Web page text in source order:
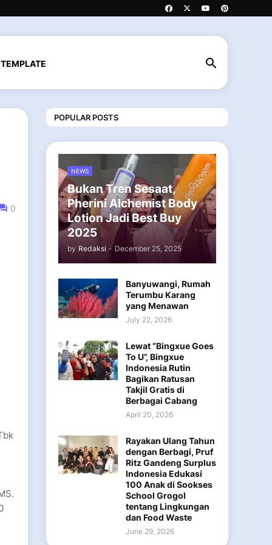
0
POPULAR POSTS
NEWS
Bukan Tren Sesaat,
Pherini Alchemist Body
Lotion Jadi Best Buy
2025
by Redaksi - December 25, 2025
Banyuwangi, Rumah
Terumbu Karang
yang Menawan
July 22, 2026
Lewat “Bingxue Goes
To U”, Bingxue
Indonesia Rutin
Bagikan Ratusan
Takjil Gratis di
Berbagai Cabang
April 20, 2026
Rayakan Ulang Tahun
dengan Berbagi, Pruf
Ritz Gandeng Surplus
Indonesia Edukasi
100 Anak di Sookses
School Grogol
tentang Lingkungan
dan Food Waste
June 29, 2026